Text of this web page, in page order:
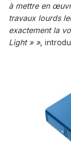
à mettre en
travaux lourds
exactement la
Light » »,